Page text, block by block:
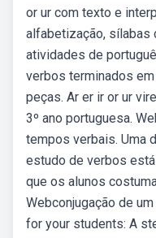
or ur com texto e
alfabetização, sílabas
atividades de
verbos terminados
peças. Ar er ir or ur
3º ano portuguesa.
tempos verbais. Uma
estudo de verbos
que os alunos
Webconjugação de
for your students: A